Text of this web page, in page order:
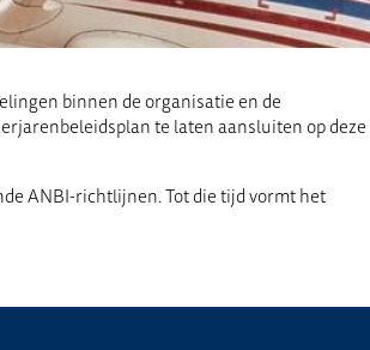
binnen de organisatie en de
te laten aansluiten op deze
ANBI-richtlijnen. Tot die tijd vormt het